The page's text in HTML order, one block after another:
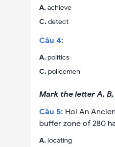
A.achieve
C.detect
Câu 4:
A.politics
C.policemen
Mark the letter A,
Câu 5: Hoi An
buffer zone of 280
A.locating